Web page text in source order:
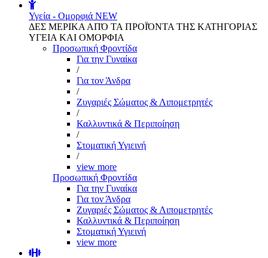
Υγεία - Ομορφιά NEW
ΔΕΣ ΜΕΡΙΚΑ ΑΠΌ ΤΑ ΠΡΟΪΌΝΤΑ ΤΗΣ ΚΑΤΗΓΟΡΙΑΣ
ΥΓΕΙΑ ΚΑΙ ΟΜΟΡΦΙΑ
Προσωπική Φροντίδα
Για την Γυναίκα
/
Για τον Άνδρα
/
Ζυγαριές Σώματος & Λιπομετρητές
/
Καλλυντικά & Περιποίηση
/
Στοματική Υγιεινή
/
view more
Προσωπική Φροντίδα
Για την Γυναίκα
Για τον Άνδρα
Ζυγαριές Σώματος & Λιπομετρητές
Καλλυντικά & Περιποίηση
Στοματική Υγιεινή
view more